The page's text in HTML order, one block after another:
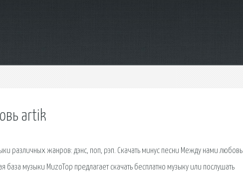
artik
различных жанров: дэнс, поп, рэп. Скачать минус песни Между нами любовь
музыки MuzoTop предлагает скачать бесплатно музыку или послушать